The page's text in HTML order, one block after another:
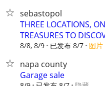
sebastopol
THREE LOCATIONS,
TREASURES TO
8/8, 8/9 已发布 8/7 图片
napa county
Garage sale